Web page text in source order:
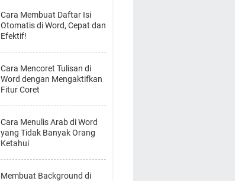
Cara Membuat Daftar Isi
Otomatis di Word, Cepat dan
Efektif!
Cara Mencoret Tulisan di
Word dengan Mengaktifkan
Fitur Coret
Cara Menulis Arab di Word
yang Tidak Banyak Orang
Ketahui
Membuat Background di